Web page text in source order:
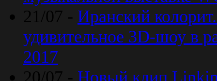
21/07 - Иранский
удивительное 3D-шоу в
2017